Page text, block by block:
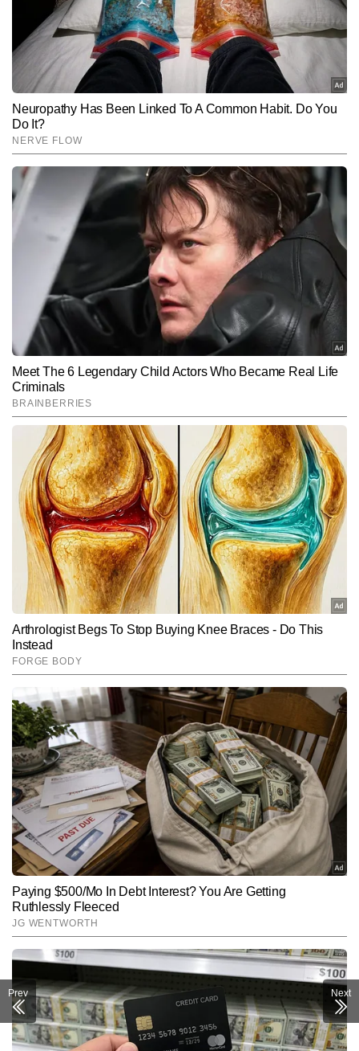
रहेगा।
Hindi NewsSpirituality
मोहित तिवारी AUTHOR
मोहित तिवारी को पत्रकारिता के क्षेत्र में 10 साल का अनुभव है। इन्होंने अपने
करियर की शुरुआत प्रतिष्ठित न्यूजपेपर में फील्ड रिपोर्टिंग से की थी। मोहित ने
प्रिंट, टीवी और डिजिटल तीनों प्लेटफॉर्म पर काम किया है। देश-विदेश,
लाइफस्टाइल, धर्म और आध्यात्मिक विषयों में गहरी रुचि रखने वाले मोहित ने ज्योतिष
का भी व्यापक अध्ययन किया है। मोहित के आलेख लाइफस्टाइल, हेल्थ, न्यूज, धर्म,
ज्योतिष आदि विषयों पर गहरी शोध और प्रामाणिकता पर आधारित होते हैं और इन
विषयों पर वह 12,000 से अधिक आर्टिकल लिख चुके हैं।
और पढ़ें
Follow Us:
Subscribe to our daily Newsletter!
SUBMIT
Prev Next